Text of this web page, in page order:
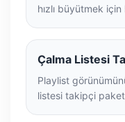
hızlı büyütmek
Çalma Listesi
Playlist
listesi takipçi